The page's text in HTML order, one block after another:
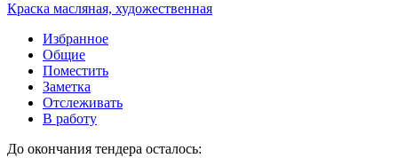
Краска масляная, художественная
Избранное
Общие
Поместить
Заметка
Отслеживать
В работу
До окончания тендера осталось: